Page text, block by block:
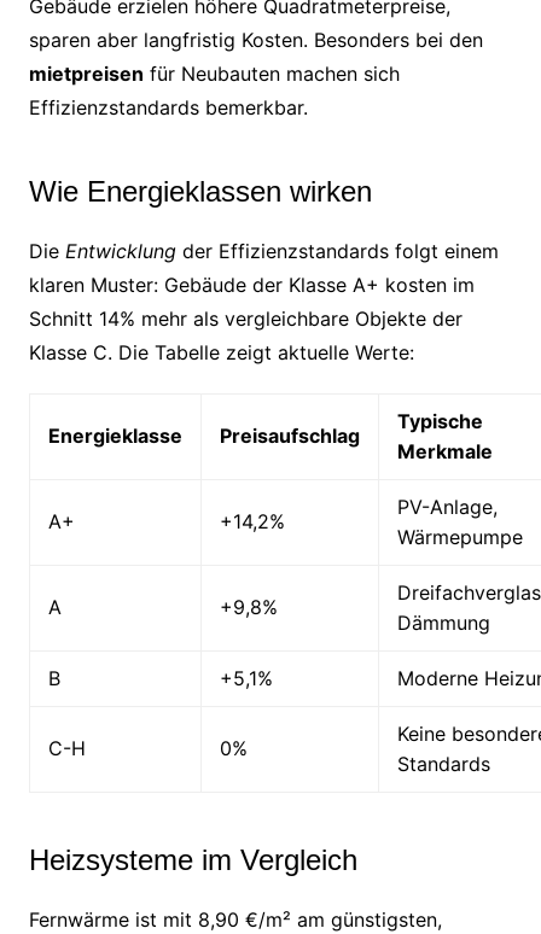
Gebäude erzielen höhere Quadratmeterpreise,
sparen aber langfristig Kosten. Besonders bei den
mietpreisen für Neubauten machen sich
Effizienzstandards bemerkbar.
Wie Energieklassen wirken
Die Entwicklungder Effizienzstandards folgt einem
klaren Muster: Gebäude der Klasse A+ kosten im
Schnitt 14% mehr als vergleichbare Objekte der
Klasse C. Die Tabelle zeigt aktuelle Werte:
Energieklasse Preisaufschlag
Typische
Merkmale
A+ +14,2%
PV-Anlage,
Wärmepumpe
A +9,8%
Dämmung
B +5,1% Moderne
C-H 0%
Keine
Standards
Heizsysteme im Vergleich
Fernwärme ist mit 8,90 €/m² am günstigsten,